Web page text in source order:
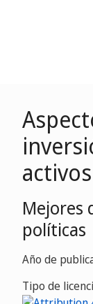
Mejores
políticas
Año de
Tipo de